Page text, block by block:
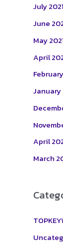
July 2021
June
May
April
January
April
March